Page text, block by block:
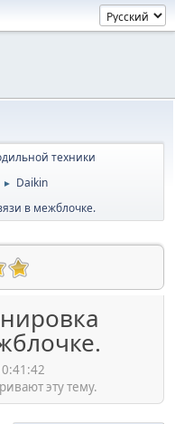
техники
► Daikin
в межблочке.
эту тему.